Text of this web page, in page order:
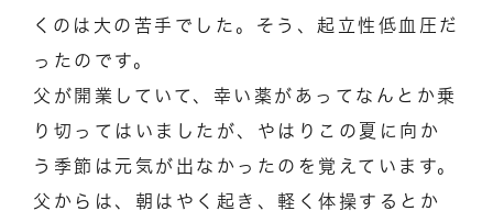
くのは大の苦手でした。そう、起立性低血圧だ
ったのです。
父が開業していて、幸い薬があってなんとか乗
り切ってはいましたが、やはりこの夏に向か
う季節は元気が出なかったのを覚えています。
父からは、朝はやく起き、軽く体操するとか